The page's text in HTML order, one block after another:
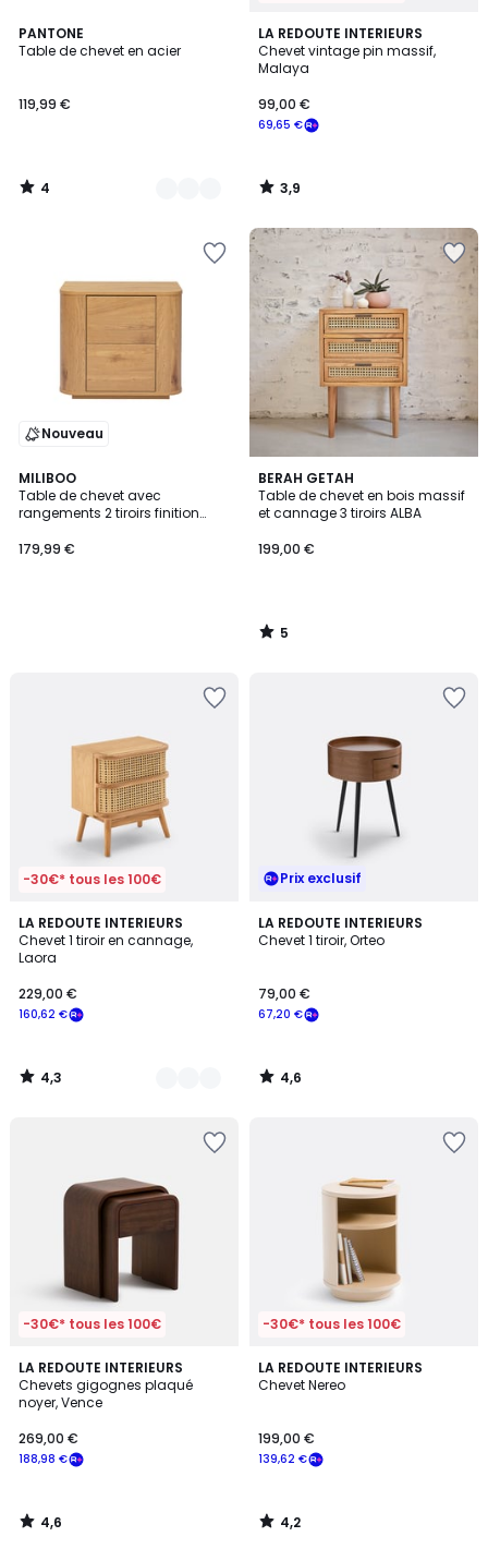
PANTONE
Table de chevet en acier
119,99 €
4
/
2
Couleurs
4
/
LA REDOUTE INTERIEURS
Chevet vintage pin massif,
Malaya
69,65 €
99,00 €
3,9
/ 5
3,9
/
Nouveau
MILIBOO
Table de chevet avec
rangements 2 tiroirs finition
179,99 €
BERAH GETAH
Table de chevet en bois massif
et cannage 3 tiroirs ALBA
199,00 €
5
/
5
5
/
-30€* tous les 100€
LA REDOUTE INTERIEURS
Chevet 1 tiroir en cannage,
Laora
160,62 €
229,00 €
4,3
/ 5
2
Couleurs
4,3
/
Prix exclusif
LA REDOUTE INTERIEURS
Chevet 1 tiroir, Orteo
67,20 €
79,00 €
4,6
/ 5
4,6
/
-30€* tous les 100€
LA REDOUTE INTERIEURS
Chevets gigognes plaqué
noyer, Vence
188,98 €
269,00 €
4,6
/ 5
4,6
/
-30€* tous les 100€
LA REDOUTE INTERIEURS
Chevet Nereo
139,62 €
199,00 €
4,2
/ 5
4,2
/